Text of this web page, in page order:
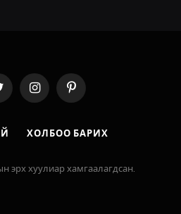
InstagramPinterest
ХОЛБОО БАРИХ
эрх хуулиар хамгаалагдсан.